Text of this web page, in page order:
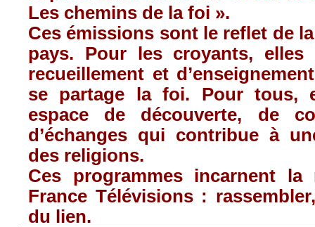
Les chemins de la foi ».
Ces émissions sont le reflet de
pays. Pour les croyants,
recueillement et
se partage la foi. Pour tous,
espace de découverte, de
d’échanges qui contribue à
des religions.
Ces programmes incarnent la
France Télévisions :
du lien.